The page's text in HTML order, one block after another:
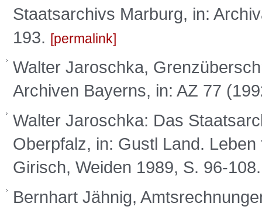
Staatsarchivs Marburg, in:
193.
permalink
Walter Jaroschka,
Archiven Bayerns, in: AZ 77
Walter Jaroschka: Das
Oberpfalz, in: Gustl Land.
Girisch, Weiden 1989, S. 96-
Bernhart Jähnig,